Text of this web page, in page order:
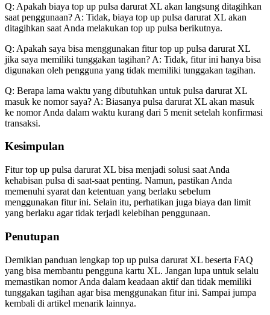
Q: Apakah biaya top up pulsa darurat XL akan langsung ditagihkan
saat penggunaan? A: Tidak, biaya top up pulsa darurat XL akan
ditagihkan saat Anda melakukan top up pulsa berikutnya.
Q: Apakah saya bisa menggunakan fitur top up pulsa darurat XL
jika saya memiliki tunggakan tagihan? A: Tidak, fitur ini hanya bisa
digunakan oleh pengguna yang tidak memiliki tunggakan tagihan.
Q: Berapa lama waktu yang dibutuhkan untuk pulsa darurat XL
masuk ke nomor saya? A: Biasanya pulsa darurat XL akan masuk
ke nomor Anda dalam waktu kurang dari 5 menit setelah konfirmasi
transaksi.
Kesimpulan
Fitur top up pulsa darurat XL bisa menjadi solusi saat Anda
kehabisan pulsa di saat-saat penting. Namun, pastikan Anda
memenuhi syarat dan ketentuan yang berlaku sebelum
menggunakan fitur ini. Selain itu, perhatikan juga biaya dan limit
yang berlaku agar tidak terjadi kelebihan penggunaan.
Penutupan
Demikian panduan lengkap top up pulsa darurat XL beserta FAQ
yang bisa membantu pengguna kartu XL. Jangan lupa untuk selalu
memastikan nomor Anda dalam keadaan aktif dan tidak memiliki
tunggakan tagihan agar bisa menggunakan fitur ini. Sampai jumpa
kembali di artikel menarik lainnya.